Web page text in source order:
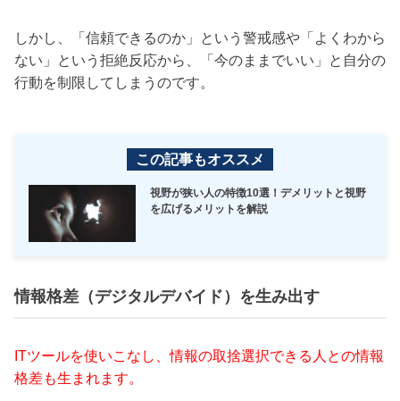
しかし、「信頼できるのか」という警戒感や「よくわから
ない」という拒絶反応から、「今のままでいい」と自分の
行動を制限してしまうのです。
この記事もオススメ
視野が狭い人の特徴10選！デメリットと視野
を広げるメリットを解説
情報格差（デジタルデバイド）を生み出す
ITツールを使いこなし、情報の取捨選択できる人との情報
格差も生まれます。